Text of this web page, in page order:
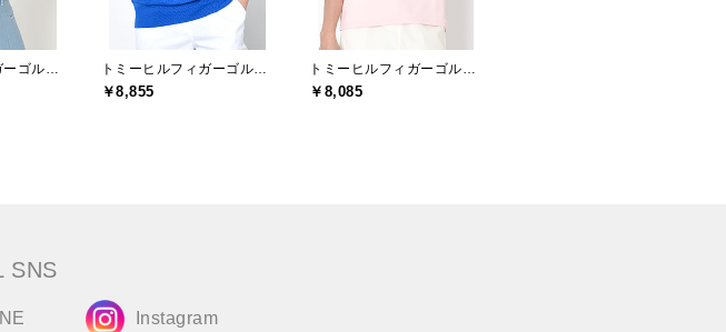
￥8,855 ￥8,085
SNS
Instagram